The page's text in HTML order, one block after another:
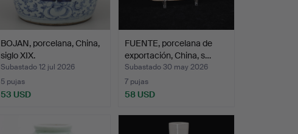
BOJAN, porcelana, China,
siglo XIX.
Subastado 12 jul 2026
5 pujas
53 USD
FUENTE, porcelana de
exportación, China, s…
Subastado 30 may 2026
7 pujas
58 USD